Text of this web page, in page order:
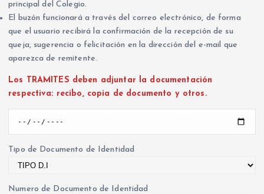
principal del Colegio.
El buzón funcionará a través del correo electrónico, de forma
que el usuario recibirá la confirmación de la recepción de su
queja, sugerencia o felicitación en la dirección del e-mail que
aparezca de remitente.
Los TRAMITES deben adjuntar la documentación
respectiva: recibo, copia de documento y otros.
Tipo de Documento de Identidad
Numero de Documento de Identidad